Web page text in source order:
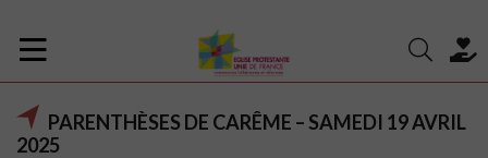
PARENTHÈSES DE CARÊME – SAMEDI 19 AVRIL
2025